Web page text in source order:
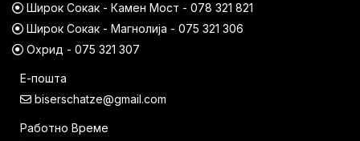
Широк Сокак - Камен Мост - 078 321 821
Широк Сокак - Магнолија - 075 321 306
Охрид - 075 321 307
Е-пошта
biserschatze@gmail.com
Работно Време